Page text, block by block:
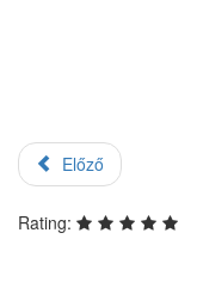
Előző
Rating: